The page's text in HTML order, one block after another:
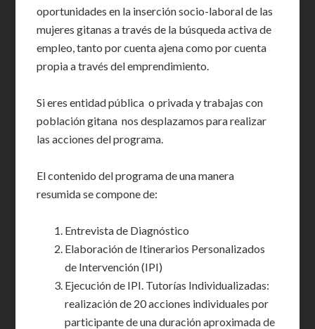
oportunidades en la inserción socio-laboral de las
mujeres gitanas a través de la búsqueda activa de
empleo, tanto por cuenta ajena como por cuenta
propia a través del emprendimiento.
Si eres entidad pública o privada y trabajas con
población gitana nos desplazamos para realizar
las acciones del programa.
El contenido del programa de una manera
resumida se compone de:
Entrevista de Diagnóstico
Elaboración de Itinerarios Personalizados
de Intervención (IPI)
Ejecución de IPI. Tutorías Individualizadas:
realización de 20 acciones individuales por
participante de una duración aproximada de